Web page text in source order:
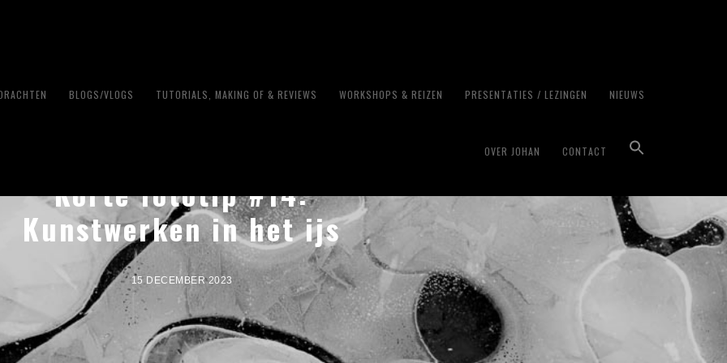
BLOGS/VLOGS TUTORIALS, MAKING OF & REVIEWS WORKSHOPS & REIZEN PRESENTATIES / LEZINGEN NIEUWS
OVER JOHAN CONTACT
Korte fototip #14:
Kunstwerken in het ijs
15 DECEMBER 2023